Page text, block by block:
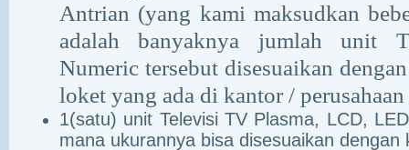
Antrian (yang kami maksudkan
adalah banyaknya jumlah unit
Numeric tersebut disesuaikan
loket yang ada di kantor / perusahaan
1(satu) unit Televisi TV Plasma, LCD,
mana ukurannya bisa disesuaikan dengan